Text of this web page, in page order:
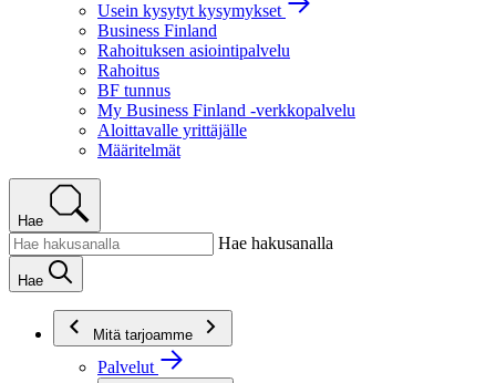
Usein kysytyt kysymykset
Business Finland
Rahoituksen asiointipalvelu
Rahoitus
BF tunnus
My Business Finland -verkkopalvelu
Aloittavalle yrittäjälle
Määritelmät
Hae
Hae hakusanalla
Hae
Mitä tarjoamme
Palvelut